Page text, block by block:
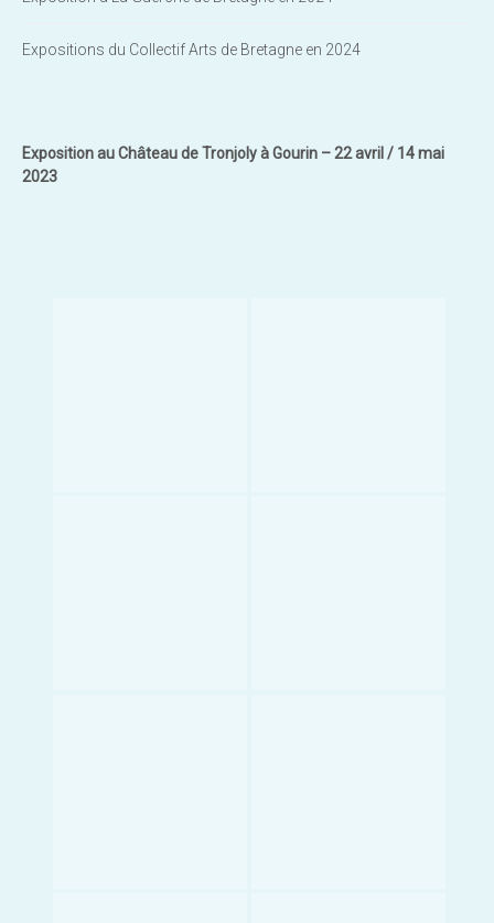
Expositions du Collectif Arts de Bretagne en 2024
Exposition au Château de Tronjoly à Gourin – 22 avril / 14 mai
2023